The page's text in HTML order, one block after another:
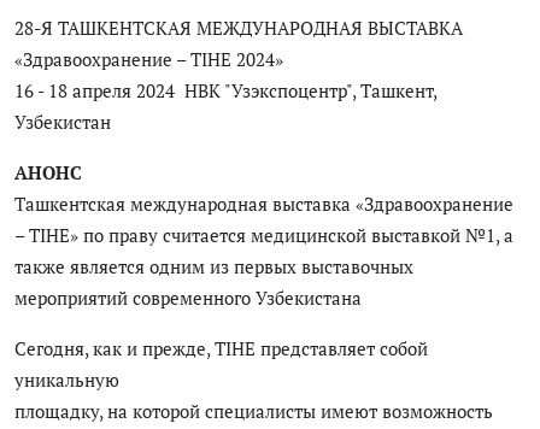
ИИ
PDF-translator
Статистика
Проблемы Арала
Антикоррупция
Русский
28-Я ТАШКЕНТСКАЯ МЕЖДУНАРОДНАЯ ВЫСТАВКА
«Здравоохранение – TIHE 2024»
16 - 18 апреля 2024 НВК "Узэкспоцентр", Ташкент,
Узбекистан
АНОНС
Ташкентская международная выставка «Здравоохранение
– TIHE» по праву считается медицинской выставкой №1, а
также является одним из первых выставочных
мероприятий современного Узбекистана
Сегодня, как и прежде, TIHE представляет собой
уникальную
площадку, на которой специалисты имеют возможность